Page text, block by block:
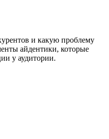
и какую проблему
айдентики, которые
у аудитории.